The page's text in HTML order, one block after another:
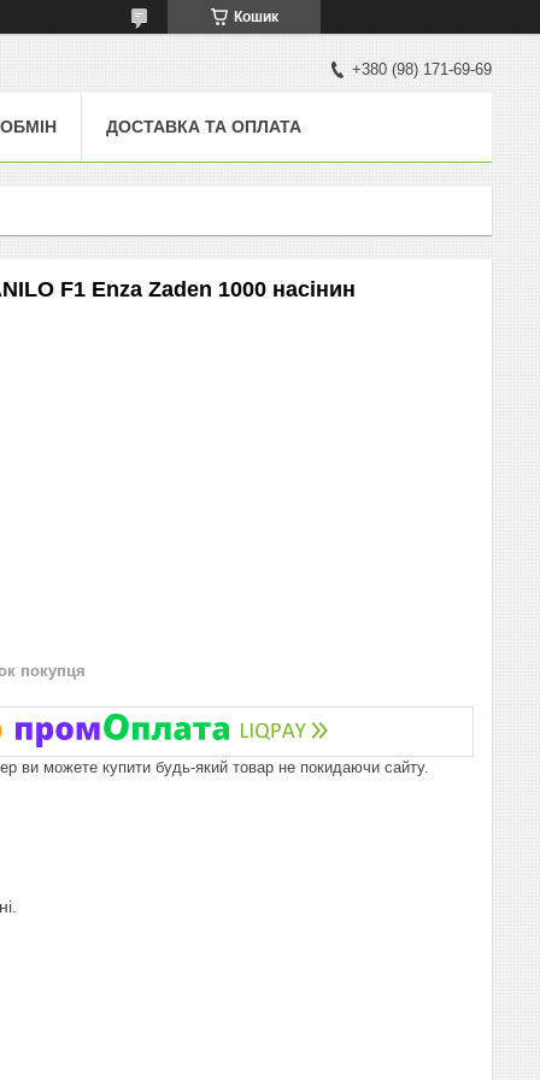
Кошик
+380 (98) 171-69-69
ДОСТАВКА ТА ОПЛАТА
F1 Enza Zaden 1000 насінин
покупця
ви можете купити будь-який товар не покидаючи сайту.